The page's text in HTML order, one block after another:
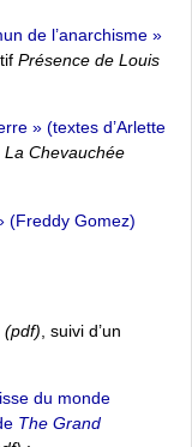
de l’anarchisme »
Présence de Louis
» (textes d’Arlette
La Chevauchée
(Freddy Gomez)
(pdf) , suivi d’un
du monde
The Grand